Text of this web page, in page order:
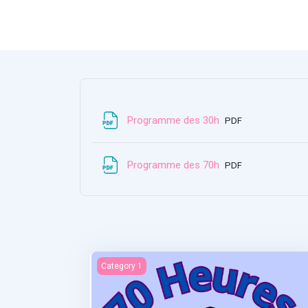
Programme des 30h Файл
PDF
Programme des 70h Файл
PDF
Statistiques et recherches
Category 1